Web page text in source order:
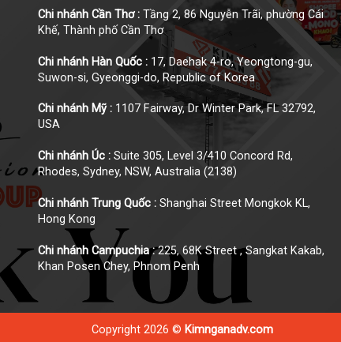
Chi nhánh Cần Thơ :Tầng 2, 86 Nguyễn Trãi, phường Cái
Khế, Thành phố Cần Thơ
Chi nhánh Hàn Quốc :17, Daehak 4-ro, Yeongtong-gu,
Suwon-si, Gyeonggi-do, Republic of Korea
Chi nhánh Mỹ :1107 Fairway, Dr Winter Park, FL 32792,
USA
Chi nhánh Úc :Suite 305, Level 3/410 Concord Rd,
Rhodes, Sydney, NSW, Australia (2138)
Chi nhánh Trung Quốc :Shanghai Street Mongkok KL,
Hong Kong
Chi nhánh Campuchia :225, 68K Street , Sangkat Kakab,
Khan Posen Chey, Phnom Penh
Copyright 2026 © Kimnganadv.com